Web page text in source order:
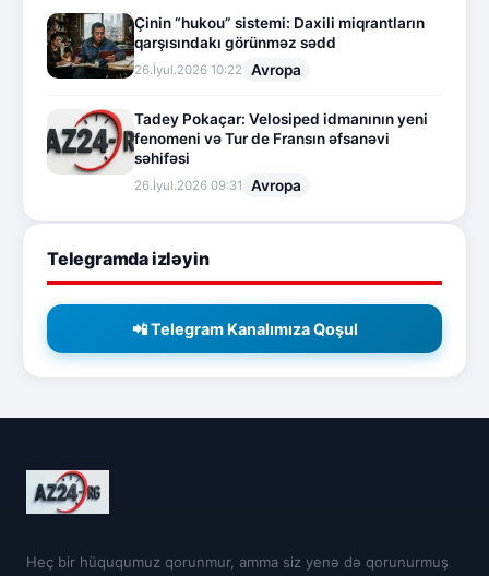
Çinin “hukou” sistemi: Daxili miqrantların
qarşısındakı görünməz sədd
26.İyul.2026 10:22 Avropa
Tadey Pokaçar: Velosiped idmanının yeni
fenomeni və Tur de Fransın əfsanəvi
səhifəsi
26.İyul.2026 09:31 Avropa
Telegramda izləyin
📲 Telegram Kanalımıza Qoşul
Heç bir hüququmuz qorunmur, amma siz yenə də qorunurmuş